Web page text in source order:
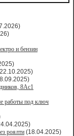
и бензин
8Ас1
работы под ключ
роялти (18.04.2025)